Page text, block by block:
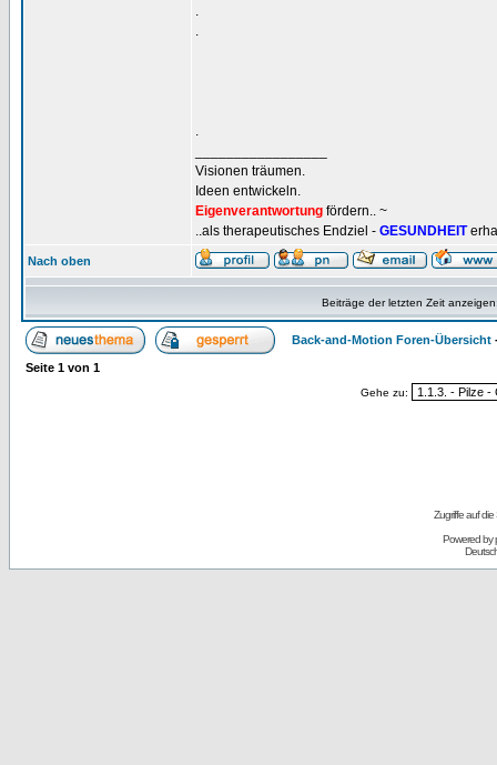
.
.
.
Visionen träumen.
Ideen entwickeln.
Eigenverantwortung fördern.. ~
..als therapeutisches Endziel - GESUNDHEIT
Nach oben
Beiträge der letzten Zeit
Back-and-Motion Foren-Übersicht
Seite 1 von 1
Gehe zu:
Zugriffe auf
Powered by